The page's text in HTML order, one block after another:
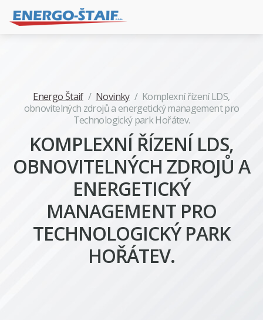
Energo Štaif / Novinky / Komplexní řízení LDS,
obnovitelných zdrojů a energetický management pro
Technologický park Hořátev.
KOMPLEXNÍ ŘÍZENÍ LDS,
OBNOVITELNÝCH ZDROJŮ A
ENERGETICKÝ
MANAGEMENT PRO
TECHNOLOGICKÝ PARK
HOŘÁTEV.